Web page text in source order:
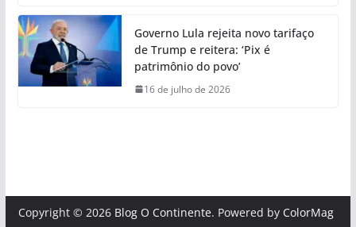
Governo Lula rejeita novo tarifaço
de Trump e reitera: ‘Pix é
patrimônio do povo’
16 de julho de 2026
Copyright © 2026 Blog O Continente. Powered by ColorMag